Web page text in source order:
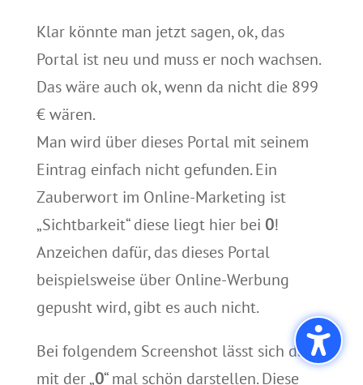
Klar könnte man jetzt sagen, ok, das
Portal ist neu und muss er noch wachsen.
Das wäre auch ok, wenn da nicht die 899
€ wären.
Man wird über dieses Portal mit seinem
Eintrag einfach nicht gefunden. Ein
Zauberwort im Online-Marketing ist
„Sichtbarkeit“ diese liegt hier bei 0!
Anzeichen dafür, das dieses Portal
beispielsweise über Online-Werbung
gepusht wird, gibt es auch nicht.
Bei folgendem Screenshot lässt sich das
mit der „0“ mal schön darstellen. Diese